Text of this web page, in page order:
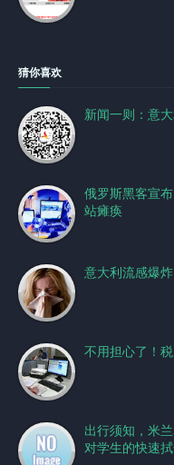
猜你喜欢
新闻一则：意
俄罗斯黑客宣
站瘫痪
意大利流感爆
不用担心了！
出行须知，米
对学生的快速